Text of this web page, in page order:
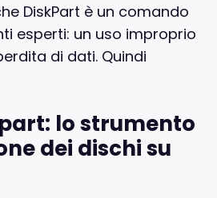
DiskPart è un comando
esperti: un uso improprio
di dati. Quindi
lo strumento
dei dischi su